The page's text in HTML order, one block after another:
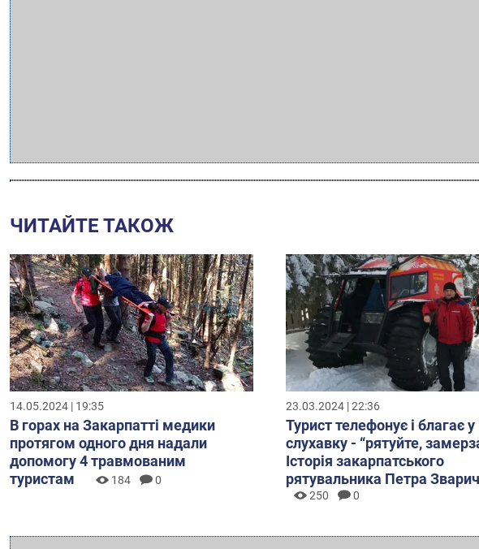
ЧИТАЙТЕ ТАКОЖ
14.05.2024 | 19:35
В горах на Закарпатті медики
протягом одного дня надали
допомогу 4 травмованим
туристам
184 0
23.03.2024 | 22:36
Турист телефонує і благає у
слухавку - “рятуйте,
Історія закарпатського
рятувальника Петра
250 0